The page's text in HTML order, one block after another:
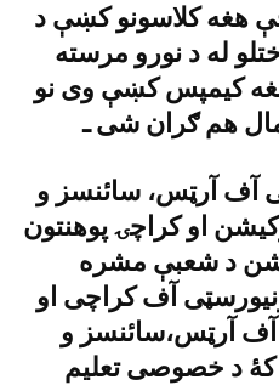
هغه کلاسونو کښې د
له د نورو مرسته
کيمپس کښې وى نو
هم ګران شى ـ
آف آرټس، سائنسز و
او کراچۍ پوهنتون
د شعبې مشره
آف کراچى او
آف آرټس،سائنسز و
د خصوصى تعليم